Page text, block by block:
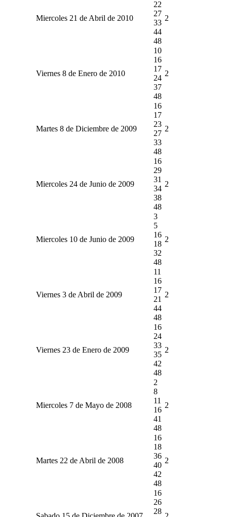
Miercoles 21 de Abril de 2010
22
27
33
44
48
2
Viernes 8 de Enero de 2010
10
16
17
24
37
48
2
Martes 8 de Diciembre de 2009
16
17
23
27
33
48
2
Miercoles 24 de Junio de 2009
16
29
31
34
38
48
2
Miercoles 10 de Junio de 2009
3
5
16
18
32
48
2
Viernes 3 de Abril de 2009
11
16
17
21
44
48
2
Viernes 23 de Enero de 2009
16
24
33
35
42
48
2
Miercoles 7 de Mayo de 2008
2
8
11
16
41
48
2
Martes 22 de Abril de 2008
16
18
36
40
42
48
2
16
26
28